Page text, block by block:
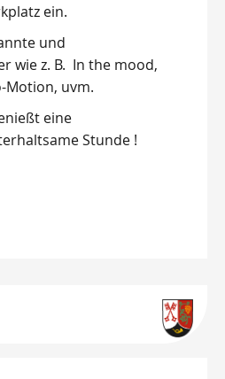
ein.
und
wie z. B. In the mood,
Motion, uvm.
eine
Stunde !